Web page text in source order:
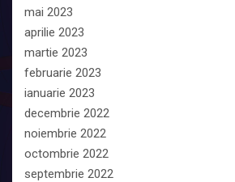
mai 2023
aprilie 2023
martie 2023
februarie 2023
ianuarie 2023
decembrie 2022
noiembrie 2022
octombrie 2022
septembrie 2022